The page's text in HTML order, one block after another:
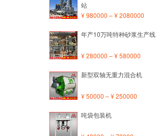
站
¥ 980000 – ¥ 2080000
年产10万吨特种砂浆生产线
¥ 280000 – ¥ 580000
新型双轴无重力混合机
¥ 50000 – ¥ 250000
吨袋包装机